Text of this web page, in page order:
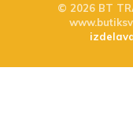
© 2026 BT